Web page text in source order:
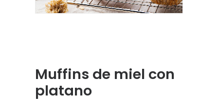
Muffins de miel con
platano